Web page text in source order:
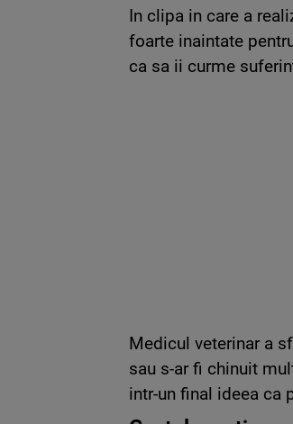
In clipa in care a
foarte inaintate
ca sa ii curme
Medicul veterinar a
sau s-ar fi chinuit
intr-un final ideea ca